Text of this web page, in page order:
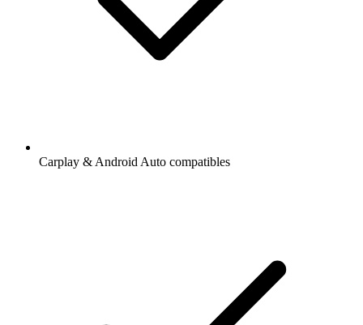
Carplay & Android Auto compatibles